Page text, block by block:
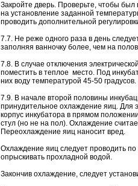
Закройте дверь. Проверьте, чтобы
на установление заданной
проводить дополнительной
7.7. Не реже одного раза в день
заполняя ванночку более, чем на
7.8. В случае отключения
поместить в теплое место. Под
них воду температурой 45-50
7.9. В начале второй половины
принудительное охлаждение яиц. Для
корпус инкубатора в прямом
стул (но не на пол). Охлаждение
Переохлаждение яиц наносит вред.
Охлаждение яиц следует проводить
опрыскивать прохладной водой.
Закончив охлаждение, следует